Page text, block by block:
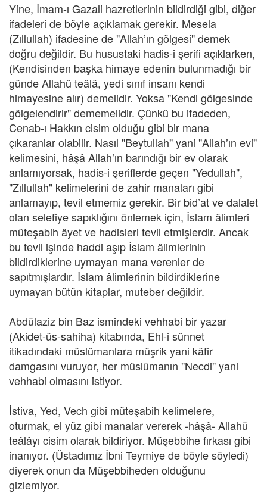
Yine, İmam-ı Gazali hazretlerinin bildirdiği gibi, diğer
ifadeleri de böyle açıklamak gerekir. Mesela
(Zıllullah) ifadesine de "Allah’ın gölgesi" demek
doğru değildir. Bu husustaki hadis-i şerifi açıklarken,
(Kendisinden başka himaye edenin bulunmadığı bir
günde Allahü teâlâ, yedi sınıf insanı kendi
himayesine alır) demelidir. Yoksa "Kendi gölgesinde
gölgelendirir" dememelidir. Çünkü bu ifadeden,
Cenab-ı Hakkın cisim olduğu gibi bir mana
çıkaranlar olabilir. Nasıl "Beytullah" yani "Allah’ın evi"
kelimesini, hâşâ Allah’ın barındığı bir ev olarak
anlamıyorsak, hadis-i şeriflerde geçen "Yedullah",
"Zıllullah" kelimelerini de zahir manaları gibi
anlamayıp, tevil etmemiz gerekir. Bir bid’at ve dalalet
olan selefiye sapıklığını önlemek için, İslam âlimleri
müteşabih âyet ve hadisleri tevil etmişlerdir. Ancak
bu tevil işinde haddi aşıp İslam âlimlerinin
bildirdiklerine uymayan mana verenler de
sapıtmışlardır. İslam âlimlerinin bildirdiklerine
uymayan bütün kitaplar, muteber değildir.
Abdülaziz bin Baz ismindeki vehhabi bir yazar
(Akidet-üs-sahiha) kitabında, Ehl-i sünnet
itikadındaki müslümanlara müşrik yani kâfir
damgasını vuruyor, her müslümanın "Necdi" yani
vehhabi olmasını istiyor.
İstiva, Yed, Vech gibi müteşabih kelimelere,
oturmak, el yüz gibi manalar vererek -hâşâ- Allahü
teâlâyı cisim olarak bildiriyor. Müşebbihe fırkası gibi
inanıyor. (Üstadımız İbni Teymiye de böyle söyledi)
diyerek onun da Müşebbiheden olduğunu
gizlemiyor.